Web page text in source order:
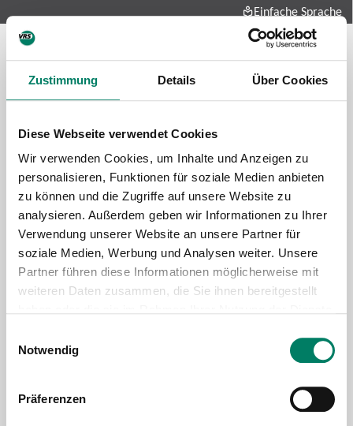
Zustimmung Details Über Cookies
Diese Webseite verwendet Cookies
Wir verwenden Cookies, um Inhalte und Anzeigen zu
personalisieren, Funktionen für soziale Medien anbieten
zu können und die Zugriffe auf unsere Website zu
analysieren. Außerdem geben wir Informationen zu Ihrer
Verwendung unserer Website an unsere Partner für
soziale Medien, Werbung und Analysen weiter. Unsere
Partner führen diese Informationen möglicherweise mit
weiteren Daten zusammen, die Sie ihnen bereitgestellt
Notwendig
Präferenzen
Einfache Sprache
Future-mobility
About us
Press and media
Career
Declaration on accessibility
Feedback on accessibility